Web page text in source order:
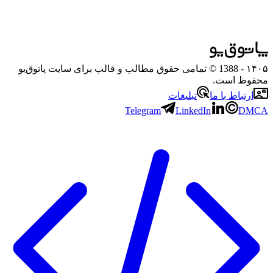
۱۴۰۵
- 1388 © تمامی حقوق مطالب و قالب برای سایت پاتوق‌یو
محفوظ است.
ارتباط با ما
تبلیغات
Telegram
LinkedIn DMCA